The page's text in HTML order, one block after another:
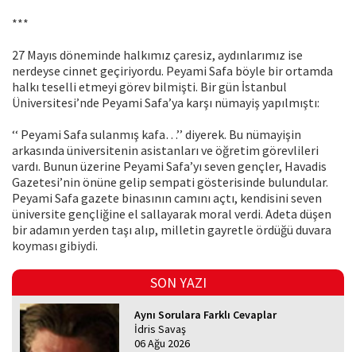
***
27 Mayıs döneminde halkımız çaresiz, aydınlarımız ise
nerdeyse cinnet geçiriyordu. Peyami Safa böyle bir ortamda
halkı teselli etmeyi görev bilmişti. Bir gün İstanbul
Üniversitesi’nde Peyami Safa’ya karşı nümayiş yapılmıştı:
‘‘ Peyami Safa sulanmış kafa…’’ diyerek. Bu nümayişin
arkasında üniversitenin asistanları ve öğretim görevlileri
vardı. Bunun üzerine Peyami Safa’yı seven gençler, Havadis
Gazetesi’nin önüne gelip sempati gösterisinde bulundular.
Peyami Safa gazete binasının camını açtı, kendisini seven
üniversite gençliğine el sallayarak moral verdi. Adeta düşen
bir adamın yerden taşı alıp, milletin gayretle ördüğü duvara
koyması gibiydi.
SON YAZI
Aynı Sorulara Farklı Cevaplar
İdris Savaş
06 Ağu 2026